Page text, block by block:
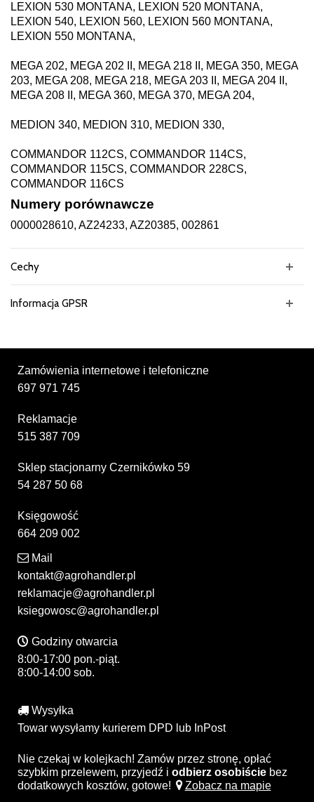
LEXION 530 MONTANA, LEXION 520 MONTANA,
LEXION 540, LEXION 560, LEXION 560 MONTANA,
LEXION 550 MONTANA,
MEGA 202, MEGA 202 II, MEGA 218 II, MEGA 350, MEGA
203, MEGA 208, MEGA 218, MEGA 203 II, MEGA 204 II,
MEGA 208 II, MEGA 360, MEGA 370, MEGA 204,
MEDION 340, MEDION 310, MEDION 330,
COMMANDOR 112CS, COMMANDOR 114CS,
COMMANDOR 115CS, COMMANDOR 228CS,
COMMANDOR 116CS
Numery porównawcze
0000028610, AZ24233, AZ20385, 002861
Cechy
Informacja GPSR
Zamówienia internetowe i telefoniczne
697 971 745
Reklamacje
515 387 709
Sklep stacjonarny Czernikówko 59
54 287 50 68
Księgowość
664 209 002
Mail
kontakt@agrohandler.pl
reklamacje@agrohandler.pl
ksiegowosc@agrohandler.pl
Godziny otwarcia
8:00-17:00 pon.-piąt.
8:00-14:00 sob.
Wysyłka
Towar wysyłamy kurierem DPD lub InPost
Nie czekaj w kolejkach! Zamów przez stronę, opłać
szybkim przelewem, przyjedź i odbierz osobiście bez
dodatkowych kosztów, gotowe!
Zobacz na mapie